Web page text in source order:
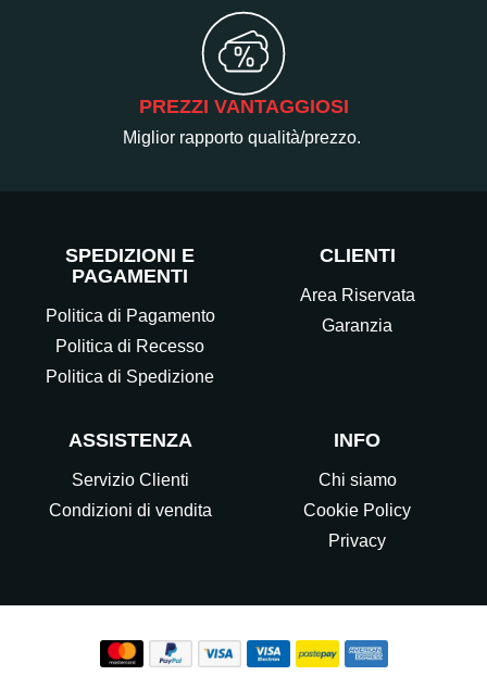
PREZZI VANTAGGIOSI
Miglior rapporto qualità/prezzo.
SPEDIZIONI E
PAGAMENTI
Politica di Pagamento
Politica di Recesso
Politica di Spedizione
CLIENTI
Area Riservata
Garanzia
ASSISTENZA
Servizio Clienti
Condizioni di vendita
INFO
Chi siamo
Cookie Policy
Privacy